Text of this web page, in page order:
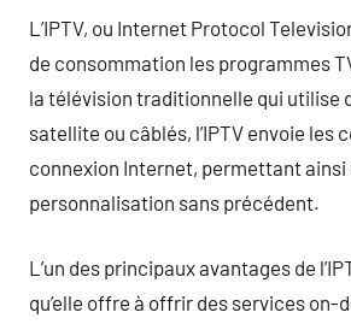
L’IPTV, ou Internet Protocol
de consommation les programmes
la télévision traditionnelle qui utilise
satellite ou câblés, l’IPTV envoie les
connexion Internet, permettant ainsi
personnalisation sans précédent.
L’un des principaux avantages de
qu’elle offre à offrir des services on-